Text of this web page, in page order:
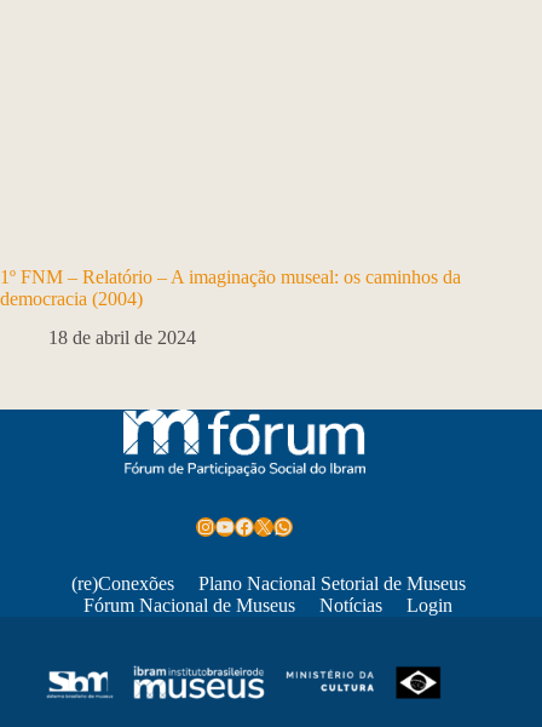
1º FNM – Relatório – A imaginação museal: os caminhos da
democracia (2004)
18 de abril de 2024
Instagram
Youtube
Facebook
X WhatsApp
(re)Conexões
Plano Nacional Setorial de Museus
Fórum Nacional de Museus
Notícias Login